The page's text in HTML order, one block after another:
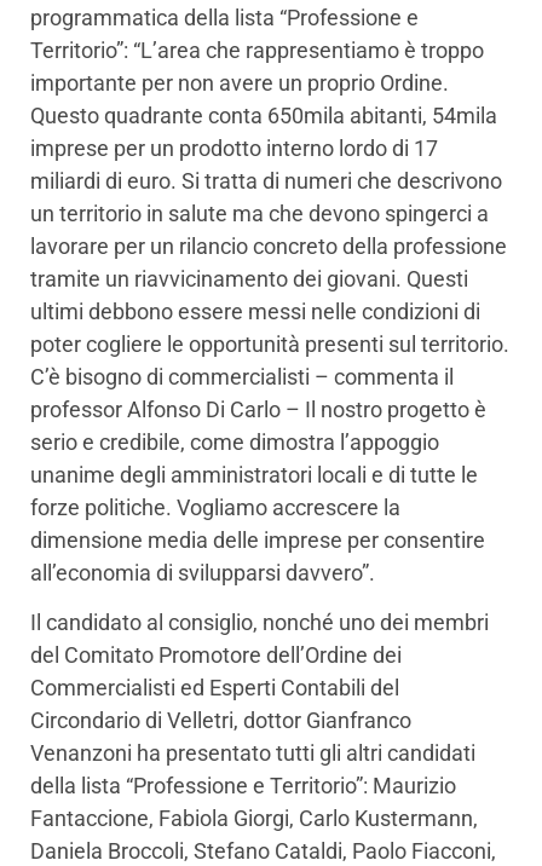
programmatica della lista “Professione e
Territorio”: “L’area che rappresentiamo è troppo
importante per non avere un proprio Ordine.
Questo quadrante conta 650mila abitanti, 54mila
imprese per un prodotto interno lordo di 17
miliardi di euro. Si tratta di numeri che descrivono
un territorio in salute ma che devono spingerci a
lavorare per un rilancio concreto della professione
tramite un riavvicinamento dei giovani. Questi
ultimi debbono essere messi nelle condizioni di
poter cogliere le opportunità presenti sul territorio.
C’è bisogno di commercialisti – commenta il
professor Alfonso Di Carlo – Il nostro progetto è
serio e credibile, come dimostra l’appoggio
unanime degli amministratori locali e di tutte le
forze politiche. Vogliamo accrescere la
dimensione media delle imprese per consentire
all’economia di svilupparsi davvero”.
Il candidato al consiglio, nonché uno dei membri
del Comitato Promotore dell’Ordine dei
Commercialisti ed Esperti Contabili del
Circondario di Velletri, dottor Gianfranco
Venanzoni ha presentato tutti gli altri candidati
della lista “Professione e Territorio”: Maurizio
Fantaccione, Fabiola Giorgi, Carlo Kustermann,
Daniela Broccoli, Stefano Cataldi, Paolo Fiacconi,